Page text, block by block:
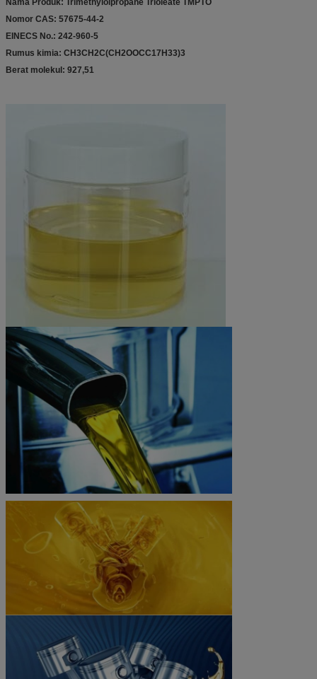
Nama Produk: Trimethylolpropane Trioleate TMPTO
Nomor CAS: 57675-44-2
EINECS No.: 242-960-5
Rumus kimia: CH3CH2C(CH2OOCC17H33)3
Berat molekul: 927,51